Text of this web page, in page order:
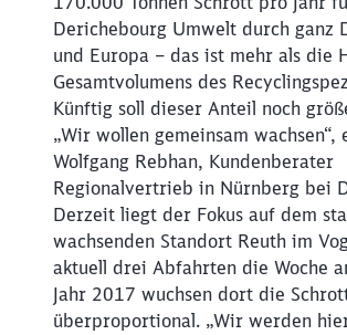
Derichebourg Umwelt durch ganz
und Europa – das ist mehr als die
Gesamtvolumens des
Künftig soll dieser Anteil noch
„Wir wollen gemeinsam wachsen“,
Wolfgang Rebhan, Kundenberater
Regionalvertrieb in Nürnberg bei
Derzeit liegt der Fokus auf dem
wachsenden Standort Reuth im
aktuell drei Abfahrten die Woche
Jahr 2017 wuchsen dort die
überproportional. „Wir werden
Möchten Sie zu
werden?
Abbrechen